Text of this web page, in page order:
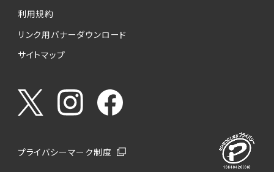
利用規約
リンク用バナーダウンロード
サイトマップ
プライバシーマーク制度